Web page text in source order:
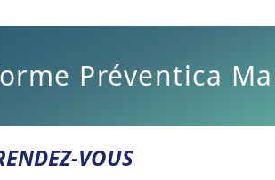
Préventica
VOUS